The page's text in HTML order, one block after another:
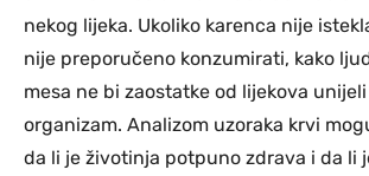
nekog lijeka. Ukoliko karenca nije
nije preporučeno konzumirati, kako
mesa ne bi zaostatke od lijekova
organizam. Analizom uzoraka krvi
da li je životinja potpuno zdrava i da li